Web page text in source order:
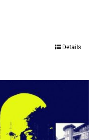
Details